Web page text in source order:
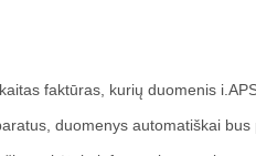
faktūras, kurių duomenis
duomenys automatiškai